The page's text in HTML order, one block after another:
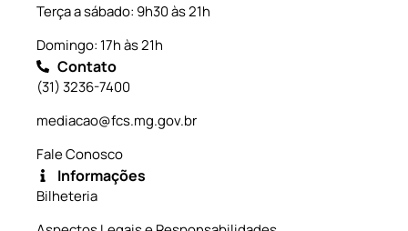
Terça a sábado: 9h30 às 21h
Domingo: 17h às 21h
Contato
(31) 3236-7400
mediacao@fcs.mg.gov.br
Fale Conosco
Informações
Bilheteria